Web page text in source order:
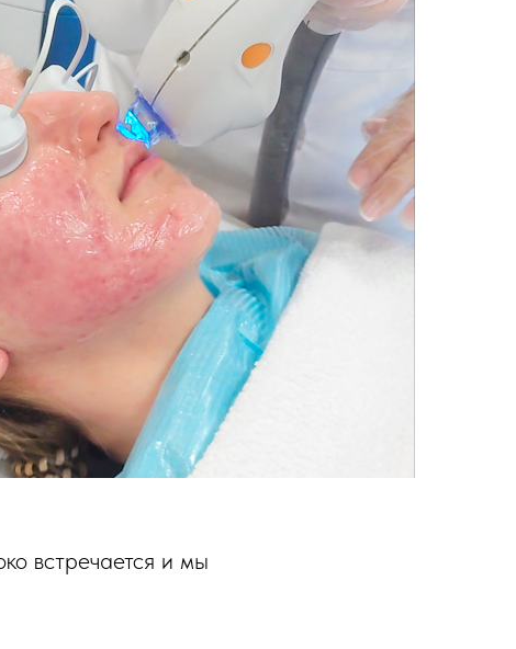
встречается и мы